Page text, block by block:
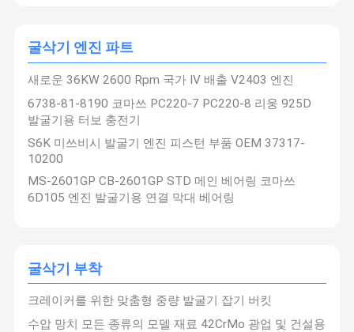
굴삭기 엔진 파트
새로운 36KW 2600 Rpm 국가 IV 배출 V2403 엔진
6738-81-8190 코마쓰 PC220-7 PC220-8 리웅 925D
발굴기용 터보 충전기
S6K 미쓰비시 발굴기 엔진 피스턴 부품 OEM 37317-
10200
MS-2601GP CB-2601GP STD 메인 베어링 코마쓰
6D105 엔진 발굴기용 연결 막대 베어링
굴삭기 부착
크레이커를 위한 맞춤형 중량 발굴기 잡기 버킷
수압 망치 모든 종류의 모델 재료 42CrMo 광업 및 건설용